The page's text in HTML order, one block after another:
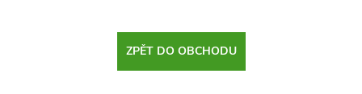
ZPĚT DO OBCHODU